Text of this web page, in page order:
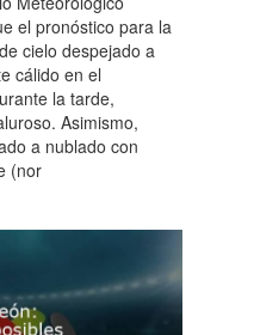
el pronóstico para la
cielo despejado a
cálido en el
la tarde,
Asimismo,
a nublado con
(nor